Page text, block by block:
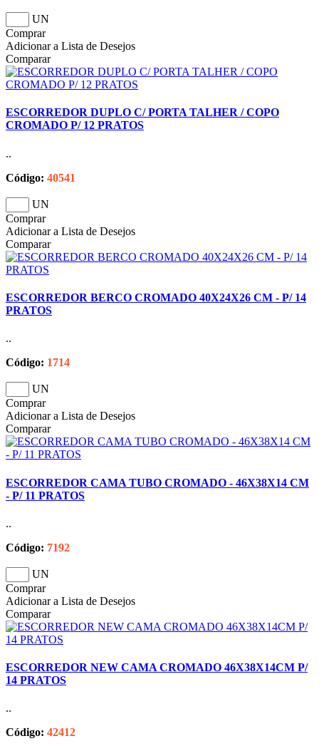
UN
Comprar
Adicionar a Lista de Desejos
Comparar
ESCORREDOR DUPLO C/ PORTA TALHER / COPO
CROMADO P/ 12 PRATOS
..
Código: 40541
UN
Comprar
Adicionar a Lista de Desejos
Comparar
ESCORREDOR BERCO CROMADO 40X24X26 CM - P/ 14
PRATOS
..
Código: 1714
UN
Comprar
Adicionar a Lista de Desejos
Comparar
ESCORREDOR CAMA TUBO CROMADO - 46X38X14 CM
- P/ 11 PRATOS
..
Código: 7192
UN
Comprar
Adicionar a Lista de Desejos
Comparar
ESCORREDOR NEW CAMA CROMADO 46X38X14CM P/
14 PRATOS
..
Código: 42412